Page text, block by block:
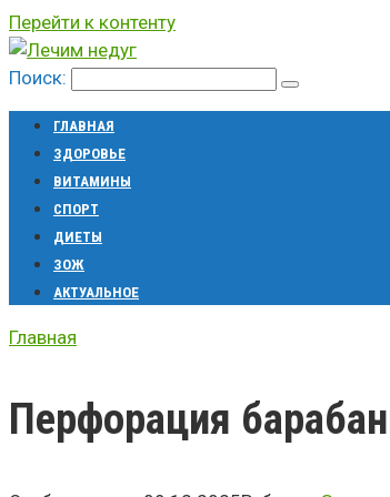
Перейти к контенту
Поиск:
ГЛАВНАЯ
ЗДОРОВЬЕ
ВИТАМИНЫ
СПОРТ
ДИЕТЫ
ЗОЖ
АКТУАЛЬНОЕ
Главная
Перфорация